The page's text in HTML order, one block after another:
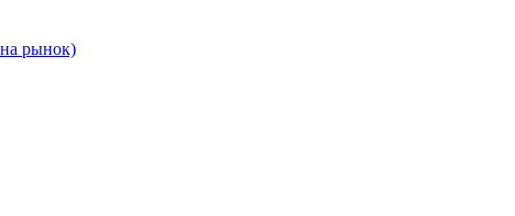
рынок)